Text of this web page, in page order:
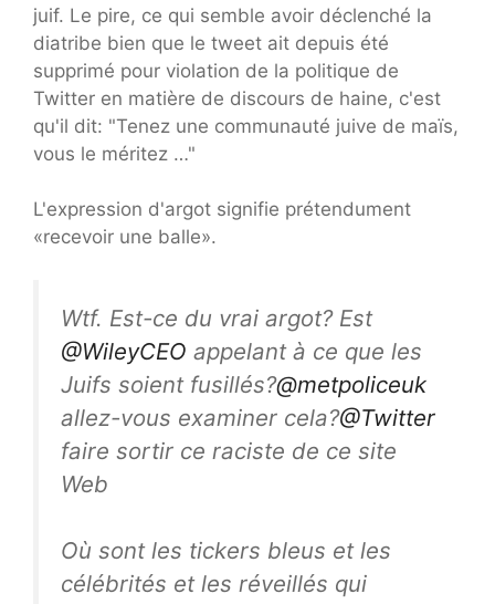
juif. Le pire, ce qui semble avoir déclenché la
diatribe bien que le tweet ait depuis été
supprimé pour violation de la politique de
Twitter en matière de discours de haine, c'est
qu'il dit: "Tenez une communauté juive de maïs,
vous le méritez …"
L'expression d'argot signifie prétendument
«recevoir une balle».
Wtf. Est-ce du vrai argot? Est
@WileyCEO appelant à ce que les
Juifs soient fusillés?@metpoliceuk
allez-vous examiner cela?@Twitter
faire sortir ce raciste de ce site
Web
Où sont les tickers bleus et les
célébrités et les réveillés qui